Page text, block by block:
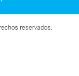
reservados.